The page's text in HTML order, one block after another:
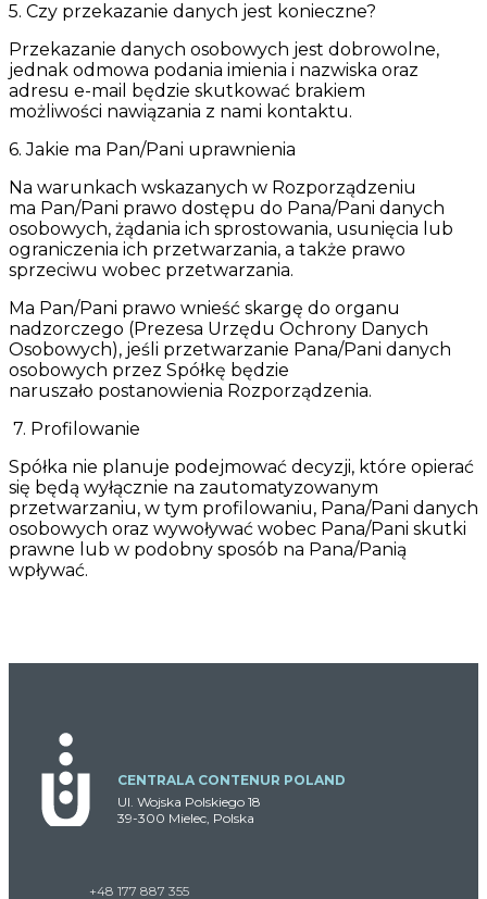
5. Czy przekazanie danych jest konieczne?
Przekazanie danych osobowych jest dobrowolne,
jednak odmowa podania imienia i nazwiska oraz
adresu e-mail będzie skutkować brakiem
możliwości nawiązania z nami kontaktu.
6. Jakie ma Pan/Pani uprawnienia
Na warunkach wskazanych w Rozporządzeniu
ma Pan/Pani prawo dostępu do Pana/Pani danych
osobowych, żądania ich sprostowania, usunięcia lub
ograniczenia ich przetwarzania, a także prawo
sprzeciwu wobec przetwarzania.
Ma Pan/Pani prawo wnieść skargę do organu
nadzorczego (Prezesa Urzędu Ochrony Danych
Osobowych), jeśli przetwarzanie Pana/Pani danych
osobowych przez Spółkę będzie
naruszało postanowienia Rozporządzenia.
7. Profilowanie
Spółka nie planuje podejmować decyzji, które opierać
się będą wyłącznie na zautomatyzowanym
przetwarzaniu, w tym profilowaniu, Pana/Pani danych
osobowych oraz wywoływać wobec Pana/Pani skutki
prawne lub w podobny sposób na Pana/Panią
wpływać.
CENTRALA CONTENUR POLAND
Ul. Wojska Polskiego 18
39-300 Mielec, Polska
+48 177 887 355